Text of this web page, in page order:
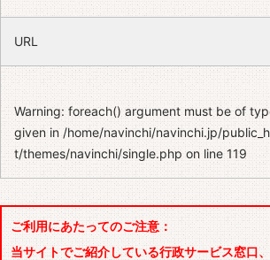
URL
Warning: foreach() argument must be of
given in/home/navinchi/navinchi.jp/
t/themes/navinchi/single.php on line119
ご利用にあたってのご注意：
当サイトでご紹介している行政サービス窓口